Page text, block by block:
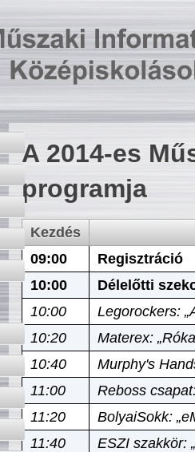
A 2014-es
programja
Kezdés
09:00
Regisztráció
10:00
Délelőtti
10:00
Legorockers:
10:20
Materex:
10:40
Murphy's
11:00
Reboss
11:20
BolyaiSokk:
11:40
ESZI szakkör: